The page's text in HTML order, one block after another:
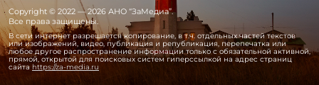
Copyright © 2022 — 2026 АНО “ЗаМедиа”.
Все права защищены.
В сети интернет разрешается копирование, в т.ч. отдельных частей текстов
или изображений, видео, публикация и републикация, перепечатка или
любое другое распространение информации только с обязательной активной,
прямой, открытой для поисковых систем гиперссылкой на адрес страниц
сайтаhttps://za-media.ru